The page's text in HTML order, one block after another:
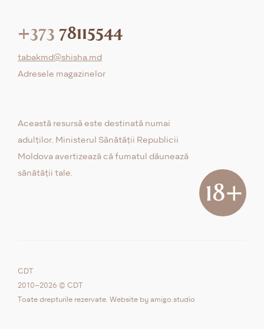
+373 78115544
tabakmd@shisha.md
Adresele magazinelor
Această resursă este destinată numai
adulților. Ministerul Sănătății Republicii
Moldova avertizează că fumatul dăunează
sănătății tale.
CDT
2010–2026 © CDT
Toate drepturile rezervate. Website by amigo.studio